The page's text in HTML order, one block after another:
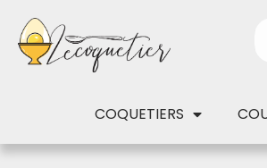
COQUETIERS